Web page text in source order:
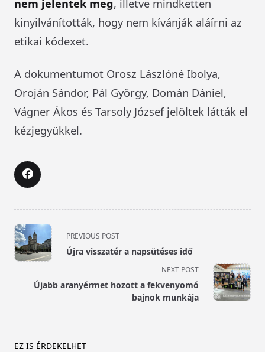
nem jelentek meg, illetve mindketten
kinyilvánították, hogy nem kívánják aláírni az
etikai kódexet.
A dokumentumot Orosz Lászlóné Ibolya,
Oroján Sándor, Pál György, Domán Dániel,
Vágner Ákos és Tarsoly József jelöltek látták el
kézjegyükkel.
<span
class="nav-
subtitle
reader-
PREVIOUS POST
Újra visszatér a napsütéses idő
NEXT POST
Újabb aranyérmet hozott a fekvenyomó
bajnok munkája
EZ IS ÉRDEKELHET